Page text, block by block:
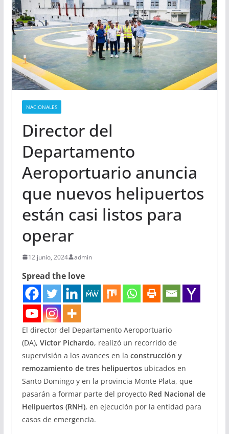
NACIONALES
Director del
Departamento
Aeroportuario anuncia
que nuevos helipuertos
están casi listos para
operar
12 junio, 2024 admin
Spread the love
El director del Departamento Aeroportuario
(DA), Víctor Pichardo, realizó un recorrido de
supervisión a los avances en la construcción y
remozamiento de tres helipuertosubicados en
Santo Domingo y en la provincia Monte Plata, que
pasarán a formar parte del proyecto Red Nacional de
Helipuertos (RNH), en ejecución por la entidad para
casos de emergencia.